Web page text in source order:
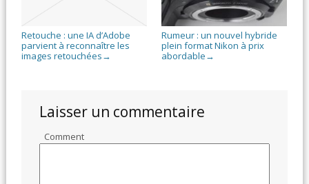
Retouche : une IA d’Adobe
parvient à reconnaître les
images retouchées →
Rumeur : un nouvel hybride
plein format Nikon à prix
abordable →
Laisser un commentaire
Comment